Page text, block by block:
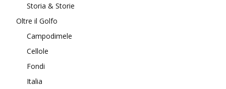
Storia & Storie
Oltre il Golfo
Campodimele
Cellole
Fondi
Italia